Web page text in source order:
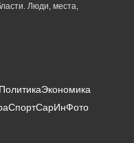
Люди, места,
ПолитикаЭкономика
СпортСарИнФото